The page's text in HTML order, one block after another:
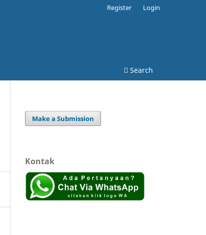
Search
Register Login
Make a Submission
Kontak